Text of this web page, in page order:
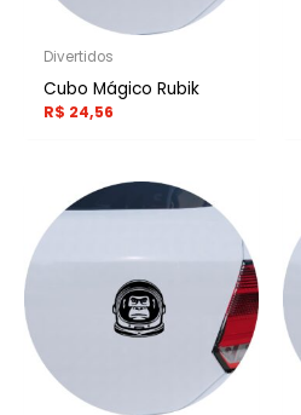
Divertidos
Cubo Mágico Rubik
R$ 24,56